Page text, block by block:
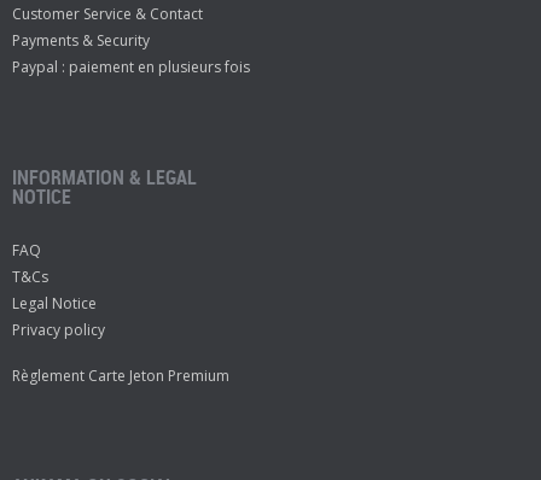
Customer Service & Contact
Payments & Security
Paypal : paiement en plusieurs fois
INFORMATION & LEGAL
NOTICE
FAQ
T&Cs
Legal Notice
Privacy policy
Règlement Carte Jeton Premium